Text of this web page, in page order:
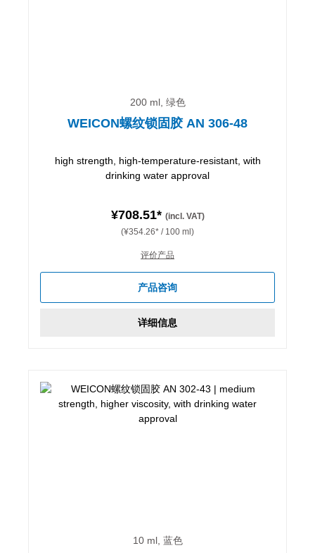
200 ml, 绿色
WEICON螺纹锁固胶 AN 306-48
high strength, high-temperature-resistant, with
drinking water approval
¥708.51* (incl. VAT)
(¥354.26* / 100 ml)
评价产品
产品咨询
详细信息
10 ml, 蓝色